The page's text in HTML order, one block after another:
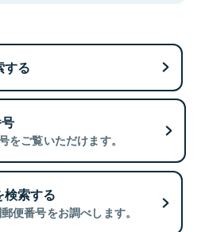
する
をご覧いただけます。
索する
便番号をお調べします。